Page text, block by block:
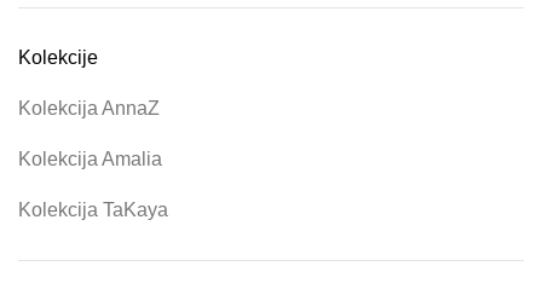
Kolekcije
Kolekcija AnnaZ
Kolekcija Amalia
Kolekcija TaKaya